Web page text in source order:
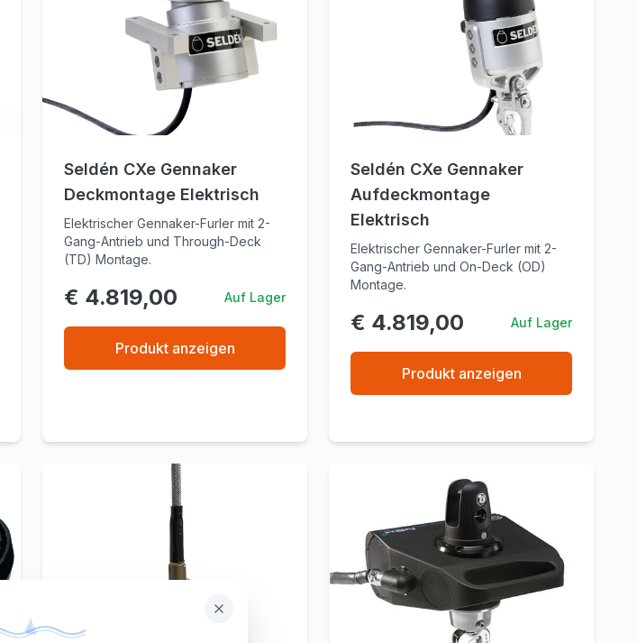
Seldén CXe Gennaker
Deckmontage Elektrisch
Elektrischer Gennaker-Furler mit 2-
Gang-Antrieb und Through-Deck
(TD) Montage.
€ 4.819,00 Auf Lager
Produkt anzeigen
Seldén CXe Gennaker
Aufdeckmontage
Elektrisch
Elektrischer Gennaker-Furler mit 2-
Gang-Antrieb und On-Deck (OD)
Montage.
€ 4.819,00 Auf Lager
Produkt anzeigen